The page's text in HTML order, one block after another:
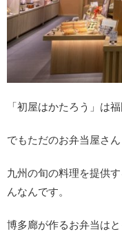
「初屋はかたろう」は
でもただのお弁当屋さ
九州の旬の料理を提供
んなんです。
博多廊が作るお弁当はと